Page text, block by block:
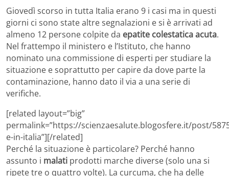
Giovedì scorso in tutta Italia erano 9 i casi ma in questi
giorni ci sono state altre segnalazioni e si è arrivati ad
almeno 12 persone colpite da epatite colestatica acuta.
Nel frattempo il ministero e l’Istituto, che hanno
nominato una commissione di esperti per studiare la
situazione e soprattutto per capire da dove parte la
contaminazione, hanno dato il via a una serie di
verifiche.
[related layout=”big”
permalink=”https://scienzaesalute.blogosfere.it/post/
e-in-italia”][/related]
Perché la situazione è particolare? Perché hanno
assunto i malati prodotti marche diverse (solo una si
ripete tre o quattro volte). La curcuma, che ha delle